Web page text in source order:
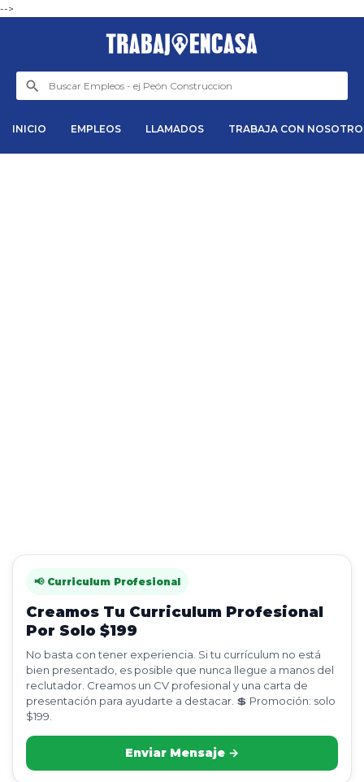
-->
INICIO EMPLEOS LLAMADOS TRABAJA CON
📢 Curriculum Profesional
Creamos Tu Curriculum Profesional
Por Solo $199
No basta con tener experiencia. Si tu currículum no está
bien presentado, es posible que nunca llegue a manos del
reclutador. Creamos un CV profesional y una carta de
presentación para ayudarte a destacar. 💲 Promoción: solo
$199.
Enviar Mensaje →